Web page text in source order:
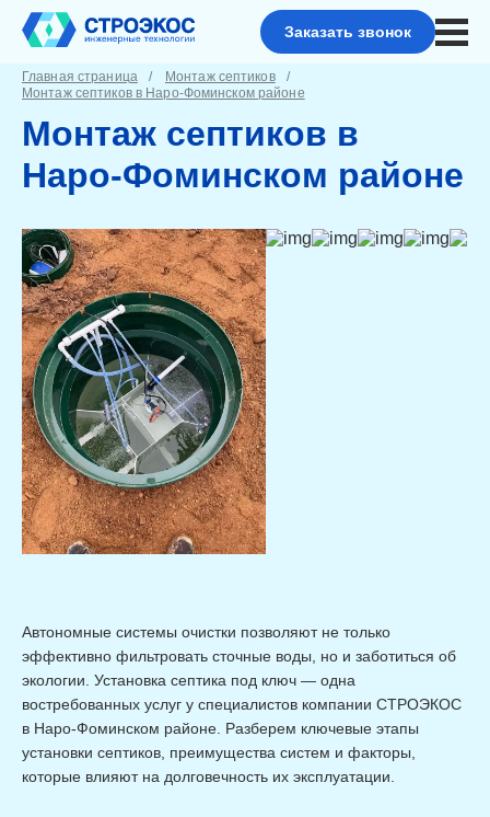
Заказать звонок
Главная страница
Монтаж септиков
Монтаж септиков в Наро-Фоминском районе
Монтаж септиков в
Наро-Фоминском районе
Автономные системы очистки позволяют не только
эффективно фильтровать сточные воды, но и заботиться об
экологии. Установка септика под ключ — одна
востребованных услуг у специалистов компании СТРОЭКОС
в Наро-Фоминском районе. Разберем ключевые этапы
установки септиков, преимущества систем и факторы,
которые влияют на долговечность их эксплуатации.